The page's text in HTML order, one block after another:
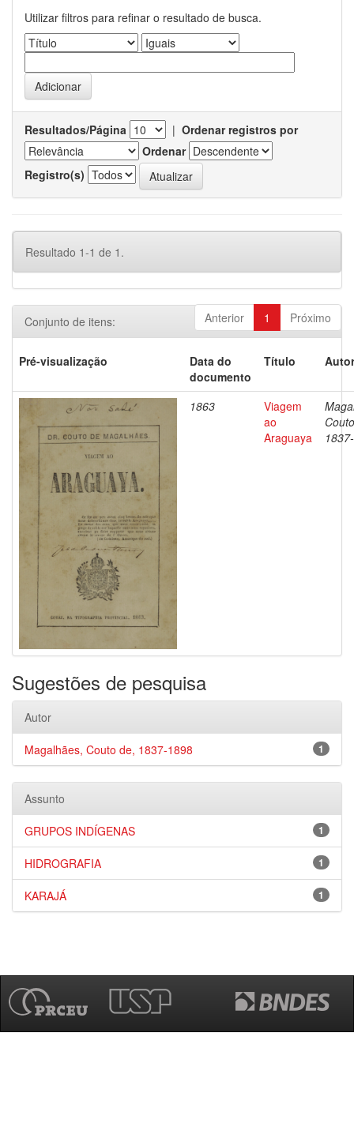
Utilizar filtros para refinar o resultado de busca.
Resultados/Página | Ordenar registros por
Ordenar
Registro(s)
Resultado 1-1 de 1.
Anterior 1 Próximo
Conjunto de itens:
Pré-visualização
Data do
documento
Título
1863
Viagem
ao
Araguaya
Sugestões de pesquisa
Autor
1
Magalhães, Couto de, 1837-1898
Assunto
1
GRUPOS INDÍGENAS
1
HIDROGRAFIA
1
KARAJÁ